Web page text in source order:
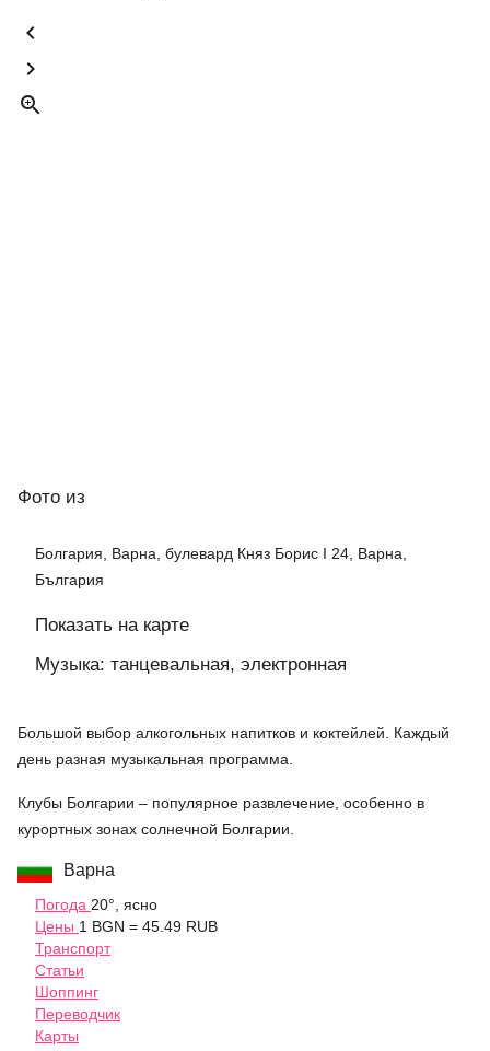



Фото из
Болгария, Варна, булевард Княз Борис I 24, Варна,
България
Показать на карте
Музыка: танцевальная, электронная
Большой выбор алкогольных напитков и коктейлей. Каждый
день разная музыкальная программа.
Клубы Болгарии – популярное развлечение, особенно в
курортных зонах солнечной Болгарии.
Варна
Погода 20°, ясно
Цены 1 BGN = 45.49 RUB
Транспорт
Статьи
Шоппинг
Переводчик
Карты